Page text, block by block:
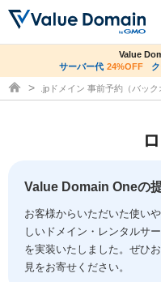
ドメイントップ
ドメイン移管
ドメイン価格一覧
ドメイン一括検索
コアサーバー
バリューサーバー
XREA
セキュリティトップ
Value Domain ネットde診断
SSL証明書
サービストップ
お得意様割引
co.jpドメイン✕コアサ
サーバー
Value
サーバー代 24%OFF
ドメイン取得ならバリュードメイ
.jpドメイン 事前予約（バッ
Value Domain Oneの
お客様からいただいた使い
しいドメイン・レンタルサ
を実装いたしました。ぜひ
見をお寄せください。